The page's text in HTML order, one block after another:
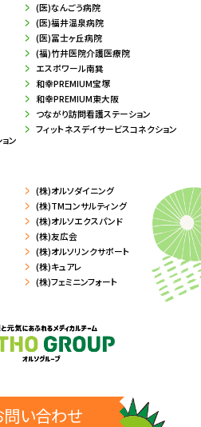
ン
(医)なんごう病院
(医)福井温泉病院
(医)冨士ヶ丘病院
(福)竹井医院介護医療院
エスポワール南巽
和幸PREMIUM宝塚
和幸PREMIUM東大阪
つながり訪問看護ステーション
フィットネスデイサービスコネクション
(株)オルソダイニング
(株)TMコンサルティング
(株)オルソエクスパンド
(株)友広会
(株)オルソリンクサポート
(株)キュアレ
(株)フェミニンフォート
問い合わせ